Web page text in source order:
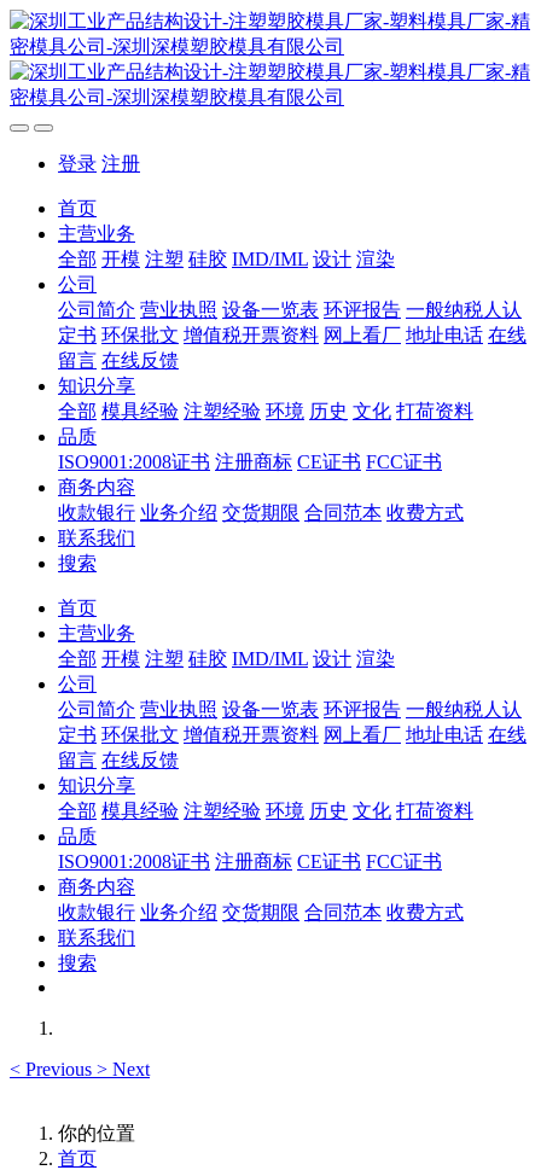
登录 注册
首页
主营业务
全部 开模 注塑 硅胶 IMD/IML 设计 渲染
公司
公司简介 营业执照 设备一览表 环评报告 一般纳税人认
定书 环保批文 增值税开票资料 网上看厂 地址电话 在线
留言 在线反馈
知识分享
全部 模具经验 注塑经验 环境 历史 文化 打荷资料
品质
ISO9001:2008证书 注册商标 CE证书 FCC证书
商务内容
收款银行 业务介绍 交货期限 合同范本 收费方式
联系我们
搜索
首页
主营业务
全部 开模 注塑 硅胶 IMD/IML 设计 渲染
公司
公司简介 营业执照 设备一览表 环评报告 一般纳税人认
定书 环保批文 增值税开票资料 网上看厂 地址电话 在线
留言 在线反馈
知识分享
全部 模具经验 注塑经验 环境 历史 文化 打荷资料
品质
ISO9001:2008证书 注册商标 CE证书 FCC证书
商务内容
收款银行 业务介绍 交货期限 合同范本 收费方式
联系我们
搜索
< Previous > Next
你的位置
首页